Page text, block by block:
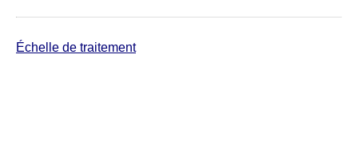
Échelle de traitement